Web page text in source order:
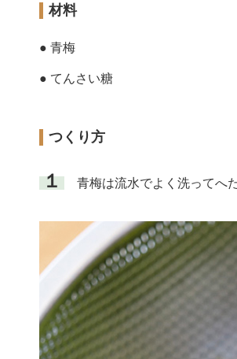
材料
● 青梅
● てんさい糖
つくり方
１ 青梅は流水でよく洗ってへ